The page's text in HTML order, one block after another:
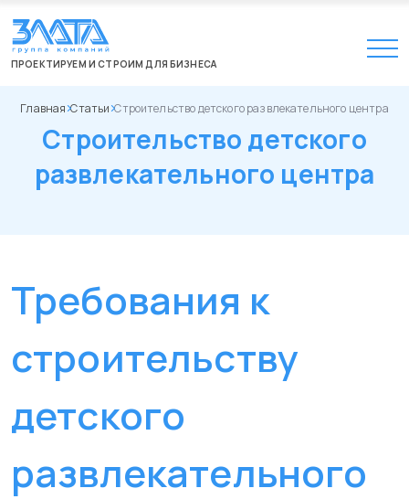
ПРОЕКТИРУЕМ И СТРОИМ ДЛЯ БИЗНЕСА
Главная Статьи Строительство детского развлекательного центра
Строительство детского
развлекательного центра
Требования к
строительству
детского
развлекательного